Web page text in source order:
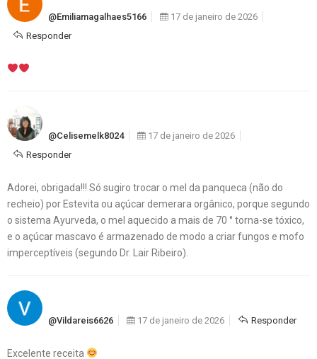
@emiliamagalhaes5166
17 de janeiro de 2026
Responder
@celisemelk8024
17 de janeiro de 2026
Responder
Adorei, obrigada!!! Só sugiro trocar o mel da panqueca (não do
recheio) por Estevita ou açúcar demerara orgânico, porque segundo
o sistema Ayurveda, o mel aquecido a mais de 70 ° torna-se tóxico,
e o açúcar mascavo é armazenado de modo a criar fungos e mofo
imperceptíveis (segundo Dr. Lair Ribeiro).
@vildareis6626 17 de janeiro de 2026 Responder
Excelente receita